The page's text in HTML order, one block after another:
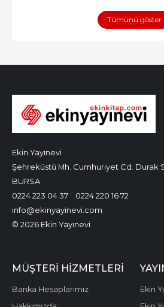
Tümünü göster
Ekin Yayınevi
Şehreküstü Mh. Cumhuriyet Cd. Durak
BURSA
0224 223 04 37
0224 220 16 72
info@ekinyayinevi.com
© 2026 Ekin Yayınevi
MÜŞTERI HIZMETLERI
Banka Hesaplarımız
Ekin